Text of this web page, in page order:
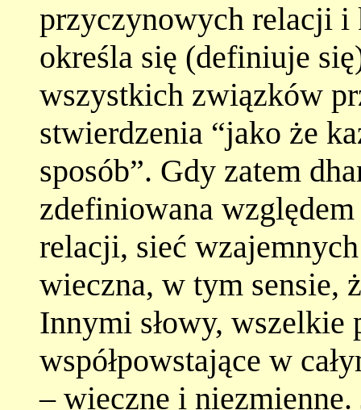
przyczynowych relacji i
określa się (definiuje
wszystkich związków
stwierdzenia “jako że
sposób”. Gdy zatem
zdefiniowana
relacji, sieć
wieczna, w tym sensie,
Innymi słowy, wszelkie
współpowstające w
– wieczne i